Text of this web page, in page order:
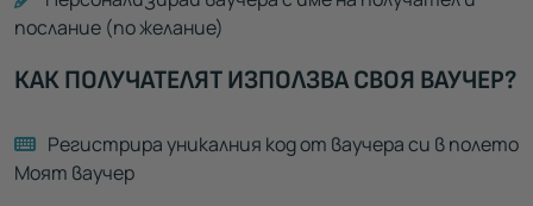
послание (по желание)
КАК ПОЛУЧАТЕЛЯТ ИЗПОЛЗВА СВОЯ ВАУЧЕР?
Регистрира уникалния код от ваучера си в полето
Моят ваучер